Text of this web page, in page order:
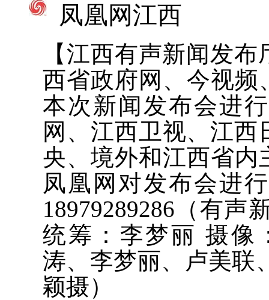
凤凰网江西
【江西有声新闻发
西省政府网、今视频
本次新闻发布会进
网、江西卫视、江
央、境外和江西省内
凤凰网对发布会进
18979289286（有声
统筹：李梦丽 摄像
涛、李梦丽、卢美联
颖摄）